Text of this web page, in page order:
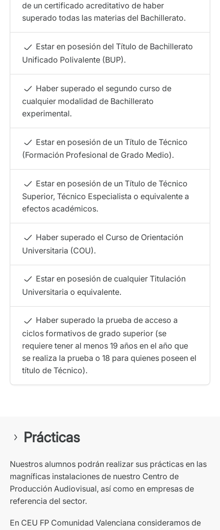
de un certificado acreditativo de haber
superado todas las materias del Bachillerato.
Estar en posesión del Título de Bachillerato
Unificado Polivalente (BUP).
Haber superado el segundo curso de
cualquier modalidad de Bachillerato
experimental.
Estar en posesión de un Título de Técnico
(Formación Profesional de Grado Medio).
Estar en posesión de un Título de Técnico
Superior, Técnico Especialista o equivalente a
efectos académicos.
Haber superado el Curso de Orientación
Universitaria (COU).
Estar en posesión de cualquier Titulación
Universitaria o equivalente.
Haber superado la prueba de acceso a
ciclos formativos de grado superior (se
requiere tener al menos 19 años en el año que
se realiza la prueba o 18 para quienes poseen el
título de Técnico).
Prácticas
Nuestros alumnos podrán realizar sus prácticas en las
magníficas instalaciones de nuestro Centro de
Producción Audiovisual, así como en empresas de
referencia del sector.
En CEU FP Comunidad Valenciana consideramos de